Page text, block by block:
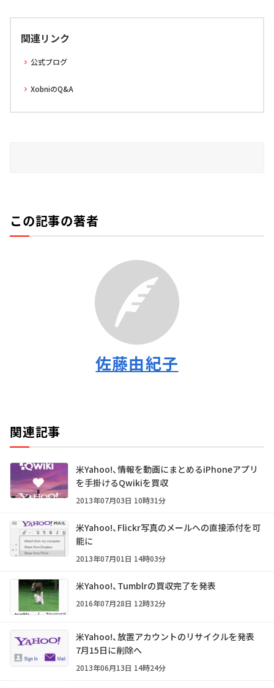
関連リンク
公式ブログ
XobniのQ&A
この記事の著者
佐藤由紀子
関連記事
米Yahoo!、情報を動画にまとめるiPhoneアプリ
を手掛けるQwikiを買収
2013年07月03日 10時31分
米Yahoo!、Flickr写真のメールへの直接添付を可
能に
2013年07月01日 14時03分
米Yahoo!、Tumblrの買収完了を発表
2016年07月28日 12時32分
米Yahoo!、放置アカウントのリサイクルを発表
7月15日に削除へ
2013年06月13日 14時24分